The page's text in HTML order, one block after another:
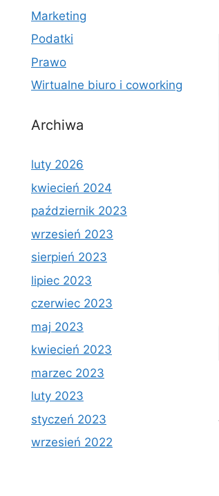
Marketing
Podatki
Prawo
Wirtualne biuro i coworking
Archiwa
luty 2026
kwiecień 2024
październik 2023
wrzesień 2023
sierpień 2023
lipiec 2023
czerwiec 2023
maj 2023
kwiecień 2023
marzec 2023
luty 2023
styczeń 2023
wrzesień 2022